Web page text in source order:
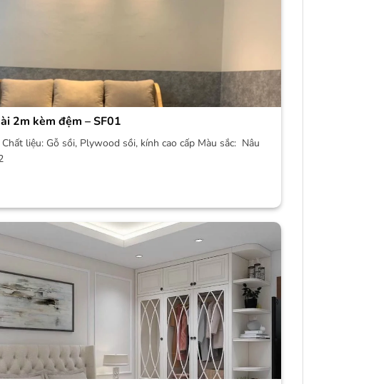
2m kèm đệm – SF01
liệu: Gỗ sồi, Plywood sồi, kính cao cấp Màu sắc: Nâu